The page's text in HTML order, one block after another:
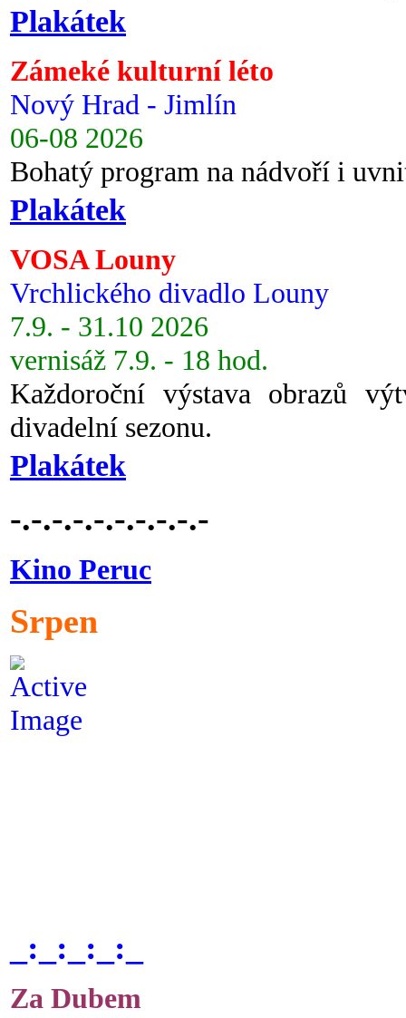
Plakátek
Zámeké kulturní léto
Nový Hrad - Jimlín
06-08 2026
Bohatý program na nádvoří i
Plakátek
VOSA Louny
Vrchlického divadlo Louny
7.9. - 31.10 2026
vernisáž 7.9. - 18 hod.
Každoroční výstava obrazů
divadelní sezonu.
Plakátek
-.-.-.-.-.-.-.-.-.-
Kino Peruc
Srpen
_:_:_:_:_
Za Dubem